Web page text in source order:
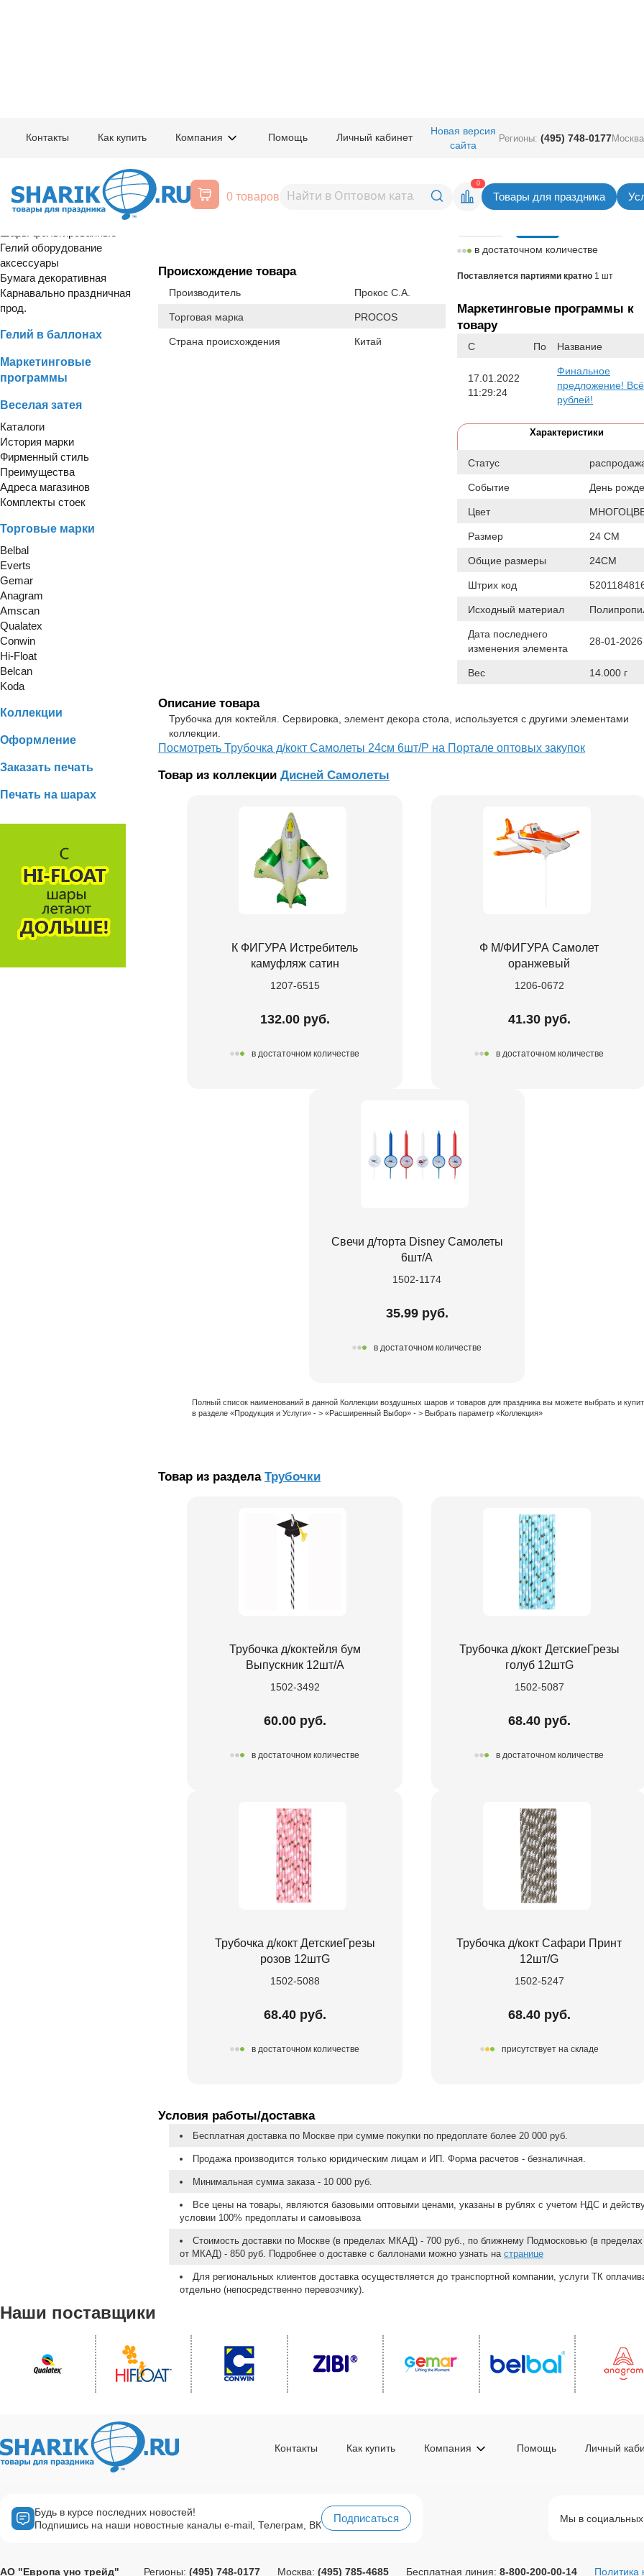
Контакты Как купить Компания Помощь Личный кабинет
Новая версия
сайта
Регионы: (495) 748-0177
0 товаров
0
Товары для праздника
Расширенный поиск
Шары латексные
Гелий оборудование
аксессуары
Бумага декоративная
Карнавально праздничная
прод.
Гелий в баллонах
Маркетинговые
программы
Веселая затея
Каталоги
История марки
Фирменный стиль
Преимущества
Адреса магазинов
Комплекты стоек
Торговые марки
Belbal
Everts
Gemar
Anagram
Amscan
Qualatex
Conwin
Hi-Float
Belcan
Koda
Коллекции
Оформление
Заказать печать
Печать на шарах
1502-1218 Трубочка д/кокт Самолеты 24см 6шт/Р
Происхождение товара
Производитель Прокос С.А.
Торговая марка PROCOS
Страна происхождения Китай
Цена 10,00 руб. за шт
в достаточном количестве
Поставляется партиями кратно 1 шт
Маркетинговые программы к
товару
С По Название
17.01.2022
11:29:24
Финальное
предложение!
рублей!
Характеристики
Статус
Событие День
Цвет
Размер 24 СМ
Общие размеры 24СМ
Штрих код
Исходный материал
Дата последнего
изменения элемента
28-01-2026
Вес 14.000 г
Описание товара
Трубочка для коктейля. Сервировка, элемент декора стола, используется с другими элементами
коллекции.
Посмотреть Трубочка д/кокт Самолеты 24см 6шт/Р на Портале оптовых закупок
Товар из коллекции Дисней Самолеты
К ФИГУРА Истребитель
камуфляж сатин
1207-6515
132.00 руб.
в достаточном количестве
Ф М/ФИГУРА Самолет
оранжевый
1206-0672
41.30 руб.
в достаточном количестве
Свечи д/торта Disney Самолеты
6шт/A
1502-1174
35.99 руб.
в достаточном количестве
Полный список наименований в данной Коллекции воздушных шаров и товаров для праздника вы можете выбрать и
в разделе «Продукция и Услуги» - > «Расширенный Выбор» - > Выбрать параметр «Коллекция»
Товар из раздела Трубочки
Трубочка д/коктейля бум
Выпускник 12шт/A
1502-3492
60.00 руб.
в достаточном количестве
Трубочка д/кокт ДетскиеГрезы
голуб 12штG
1502-5087
68.40 руб.
в достаточном количестве
Трубочка д/кокт ДетскиеГрезы
розов 12штG
1502-5088
68.40 руб.
в достаточном количестве
Трубочка д/кокт Сафари Принт
12шт/G
1502-5247
68.40 руб.
присутствует на складе
Условия работы/доставка
Бесплатная доставка по Москве при сумме покупки по предоплате более 20 000 руб.
Продажа производится только юридическим лицам и ИП. Форма расчетов - безналичная.
Минимальная сумма заказа - 10 000 руб.
Все цены на товары, являются базовыми оптовыми ценами, указаны в рублях с учетом НДС и
условии 100% предоплаты и самовывоза
Стоимость доставки по Москве (в пределах МКАД) - 700 руб., по ближнему Подмосковью (в пределах
от МКАД) - 850 руб. Подробнее о доставке с баллонами можно узнать на странице
Для региональных клиентов доставка осуществляется до транспортной компании, услуги ТК
отдельно (непосредственно перевозчику).
Наши поставщики
Контакты Как купить Компания Помощь Личный
Будь в курсе последних новостей!
Подпишись на наши новостные каналы e-mail, Телеграм, ВК
Подписаться Мы в социальных
АО "Европа уно трейд" Регионы: (495) 748-0177 Москва: (495) 785-4685 Бесплатная линия: 8-800-200-00-14 Политика